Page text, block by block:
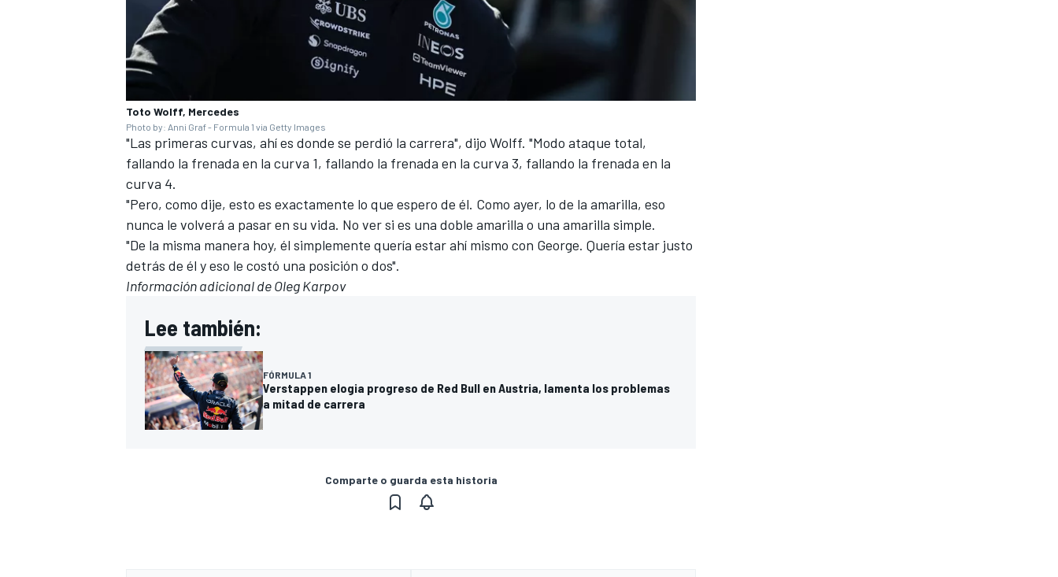
Toto Wolff, Mercedes
Photo by: Anni Graf - Formula 1 via Getty Images
"Las primeras curvas, ahí es donde se perdió la carrera", dijo Wolff. "Modo ataque total,
fallando la frenada en la curva 1, fallando la frenada en la curva 3, fallando la frenada en la
curva 4.
"Pero, como dije, esto es exactamente lo que espero de él. Como ayer, lo de la amarilla, eso
nunca le volverá a pasar en su vida. No ver si es una doble amarilla o una amarilla simple.
"De la misma manera hoy, él simplemente quería estar ahí mismo con George. Quería estar justo
detrás de él y eso le costó una posición o dos".
Información adicional de Oleg Karpov
Lee también:
FÓRMULA 1
Verstappen elogia progreso de Red Bull en Austria, lamenta los problemas
a mitad de carrera
Comparte o guarda esta historia